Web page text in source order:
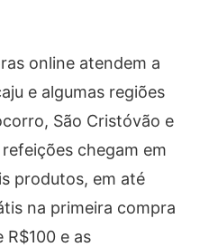
online atendem a
e algumas regiões
São Cristóvão e
chegam em
produtos, em até
na primeira compra
R$100 e as